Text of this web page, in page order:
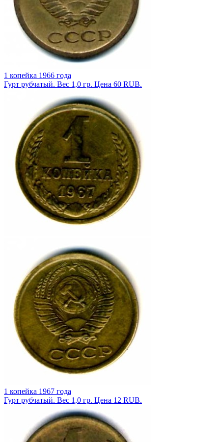
1 копейка 1966 года
Гурт рубчатый. Вес 1,0 гр. Цена 60 RUB.
1 копейка 1967 года
Гурт рубчатый. Вес 1,0 гр. Цена 12 RUB.